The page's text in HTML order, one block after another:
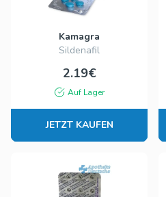
Kamagra
Sildenafil
2.19€
Auf Lager
JETZT KAUFEN